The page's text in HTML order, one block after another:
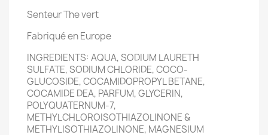
Senteur The vert
Fabriqué en Europe
INGREDIENTS: AQUA, SODIUM LAURETH
SULFATE, SODIUM CHLORIDE, COCO-
GLUCOSIDE, COCAMIDOPROPYL BETANE,
COCAMIDE DEA, PARFUM, GLYCERIN,
POLYQUATERNUM-7,
METHYLCHLOROISOTHIAZOLINONE &
METHYLISOTHIAZOLINONE, MAGNESIUM